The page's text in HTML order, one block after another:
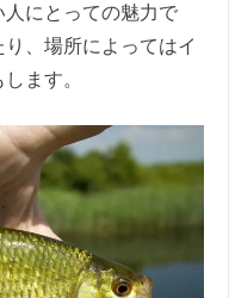
にとっての魅力で
、場所によってはイ
ます。